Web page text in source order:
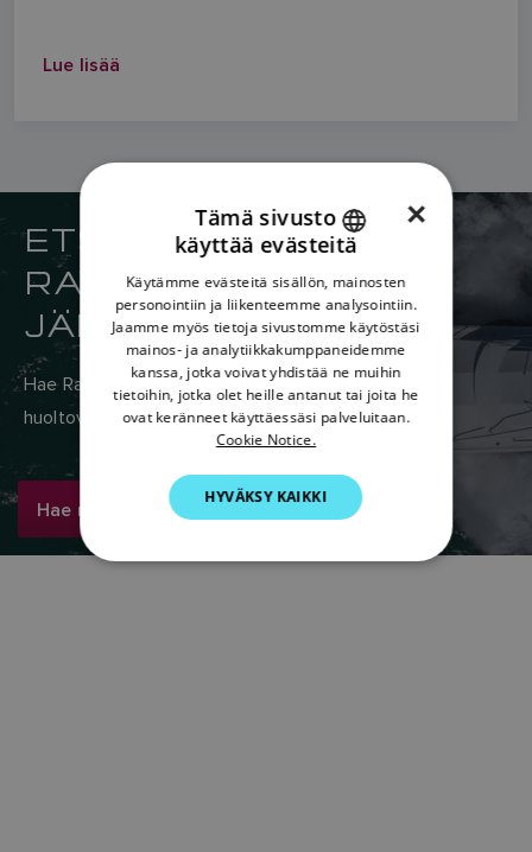
Lue lisää
ETSI LÄHIN
RAYMARINE-
JÄLLEENMYYJÄSI
Hae Raymarinen maailmanlaajuisesta myynti- ja
huoltoverkostosta täältä.
Hae nyt
ENGLISH
FRENCH
DANISH
ITALIAN
SWEDISH
DUTCH
×
Tämä sivusto
käyttää evästeitä
Käytämme evästeitä sisällön, mainosten
personointiin ja liikenteemme analysointiin.
Jaamme myös tietoja sivustomme käytöstäsi
mainos- ja analytiikkakumppaneidemme
kanssa, jotka voivat yhdistää ne muihin
tietoihin, jotka olet heille antanut tai joita he
ovat keränneet käyttäessäsi palveluitaan.
Cookie Notice.
HYVÄKSY KAIKKI